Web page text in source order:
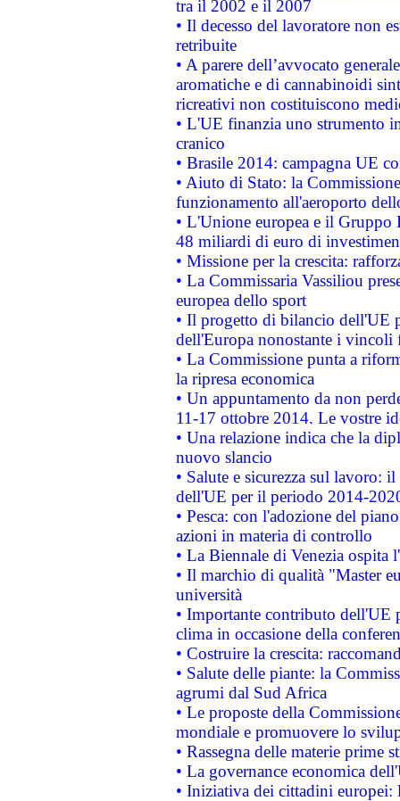
tra il 2002 e il 2007
• Il decesso del lavoratore non
retribuite
• A parere dell’avvocato
aromatiche e di cannabinoidi
ricreativi non costituiscono
• L'UE finanzia uno strumento
cranico
• Brasile 2014: campagna UE
• Aiuto di Stato: la
funzionamento all'aeroporto
• L'Unione europea e il
48 miliardi di euro di
• Missione per la crescita:
• La Commissaria Vassiliou
europea dello sport
• Il progetto di bilancio dell'UE
dell'Europa nonostante i vincoli
• La Commissione punta a
la ripresa economica
• Un appuntamento da non
11-17 ottobre 2014. Le vostre
• Una relazione indica che la
nuovo slancio
• Salute e sicurezza sul lavoro:
dell'UE per il periodo 2014-
• Pesca: con l'adozione del
azioni in materia di controllo
• La Biennale di Venezia ospita
• Il marchio di qualità "Master
università
• Importante contributo dell'UE
clima in occasione della
• Costruire la crescita:
• Salute delle piante: la
agrumi dal Sud Africa
• Le proposte della
mondiale e promuovere lo
• Rassegna delle materie prime
• La governance economica
• Iniziativa dei cittadini